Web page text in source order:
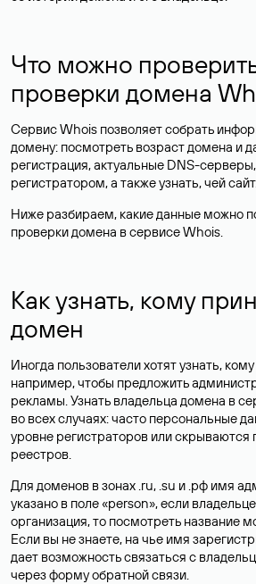
Что можно
проверки домена
Сервис Whois позволяет собрать
домену: посмотреть возраст домена и
регистрация, актуальные DNS-
регистратором, а также узнать, чей
Ниже разбираем, какие данные можно
проверки домена в сервисе Whois.
Как узнать, кому
домен
Иногда пользователи хотят узнать,
например, чтобы предложить
рекламы. Узнать владельца домена в
во всех случаях: часто персональные
уровне регистраторов или скрываются
реестров.
Для доменов в зонах .ru, .su и .рф имя
указано в поле «person», если
организация, то посмотреть название
Если вы не знаете, на чье имя
дает возможность связаться с
через форму обратной связи.